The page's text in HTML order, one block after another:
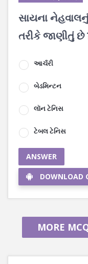
સાયના
તરીકે જાણીતું છે
આર્ચરી
બેડમિન્ટન
લૉન ટેનિસ
ટેબલ ટેનિસ
ANSWER
DOWNLOAD
MORE